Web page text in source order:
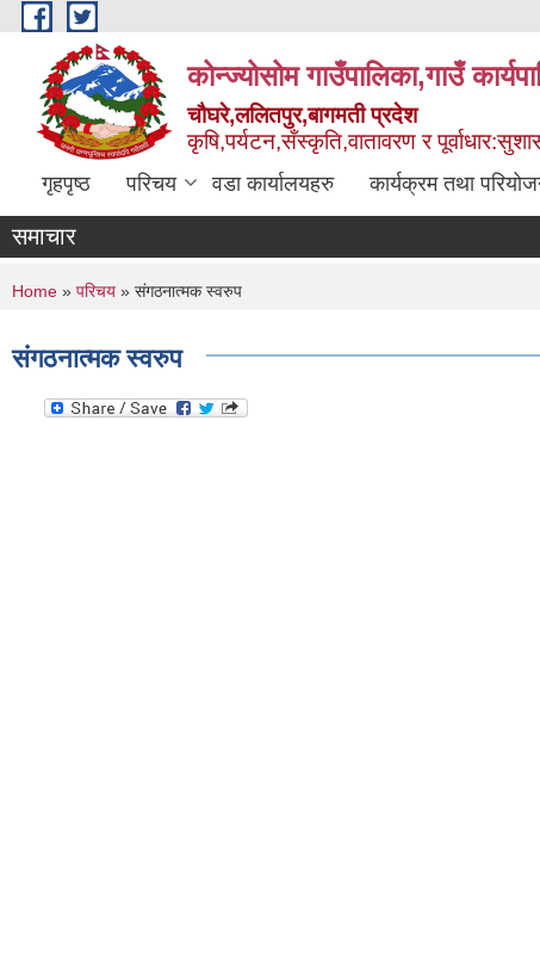
Skip to main content
कोन्ज्योसोम गाउँपालिका,गाउँ
चौघरे,ललितपुर,बागमती प्रदेश
कृषि,पर्यटन,सँस्कृति,वातावरण र
गृहपृष्ठ परिचय वडा कार्यालयहरु कार्यक्रम तथा
समाचार
You are here
Home » परिचय » संगठनात्मक स्वरुप
संगठनात्मक स्वरुप